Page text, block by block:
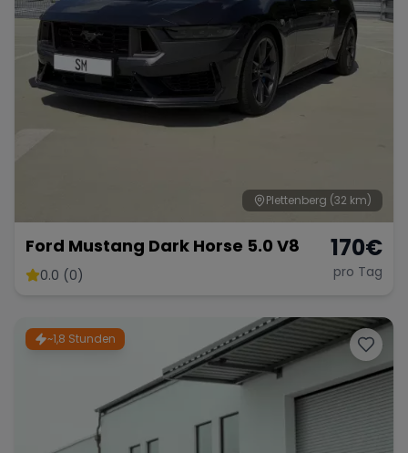
Plettenberg (32 km)
Ford Mustang Dark Horse 5.0 V8
0.0 (0)
170€
pro Tag
~1,8 Stunden